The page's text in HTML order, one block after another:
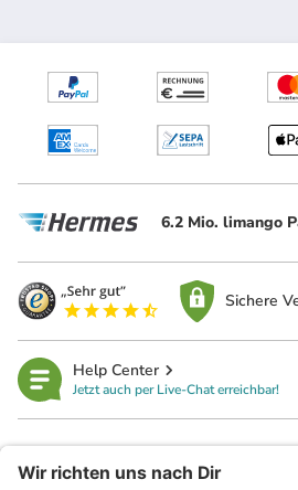
6.2 Mio. limango
Sichere
Help Center
Jetzt auch per Live-Chat erreichbar!